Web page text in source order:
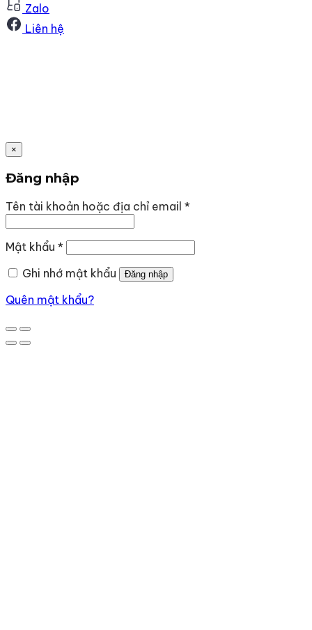
Zalo
Liên hệ
×
Đăng nhập
Tên tài khoản hoặc địa chỉ email *Bắt
Mật khẩu *Bắt
buộc
Ghi nhớ mật khẩu
Đăng nhập
Quên mật khẩu?